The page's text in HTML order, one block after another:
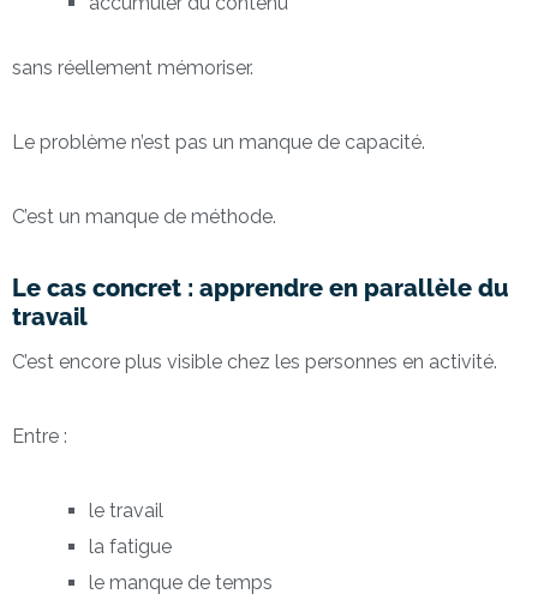
sans réellement mémoriser.
Le problème n’est pas un manque de capacité.
C’est un manque de méthode.
Le cas concret : apprendre en parallèle du
travail
C’est encore plus visible chez les personnes en activité.
Entre :
le travail
la fatigue
le manque de temps